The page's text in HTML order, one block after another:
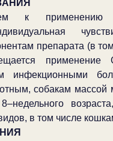
к применению
препарата (в
применение
инфекционными
собакам массой
в том числе